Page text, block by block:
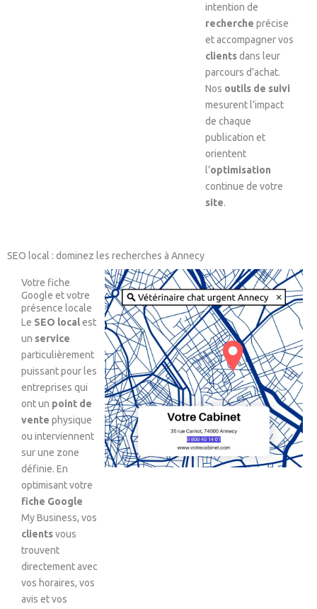
intention de
recherche précise
et accompagner vos
clientsdans leur
parcours d’achat.
Nos outils de suivi
mesurent l’impact
de chaque
publication et
orientent
l’optimisation
continue de votre
site.
SEO local : dominez les recherches à Annecy
Votre fiche
Google et votre
présence locale
Le SEO localest
un service
particulièrement
puissant pour les
entreprises qui
ont un point de
vente physique
ou interviennent
sur une zone
définie. En
optimisant votre
fiche Google
My Business, vos
clientsvous
trouvent
directement avec
vos horaires, vos
avis et vos